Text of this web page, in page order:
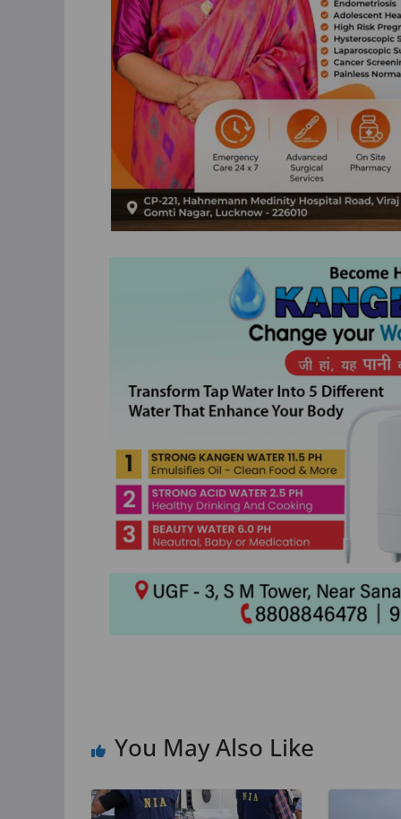
You May Also Like
TOP NEWS उत्तर प्रदेश राज्य
लखनऊ: यूपी फार्मेसी
फार्मा इंडस्ट्रीज वेलफेयर
एसोसिएशन की आम
PCI अध्यक्ष डॉ. मंतु